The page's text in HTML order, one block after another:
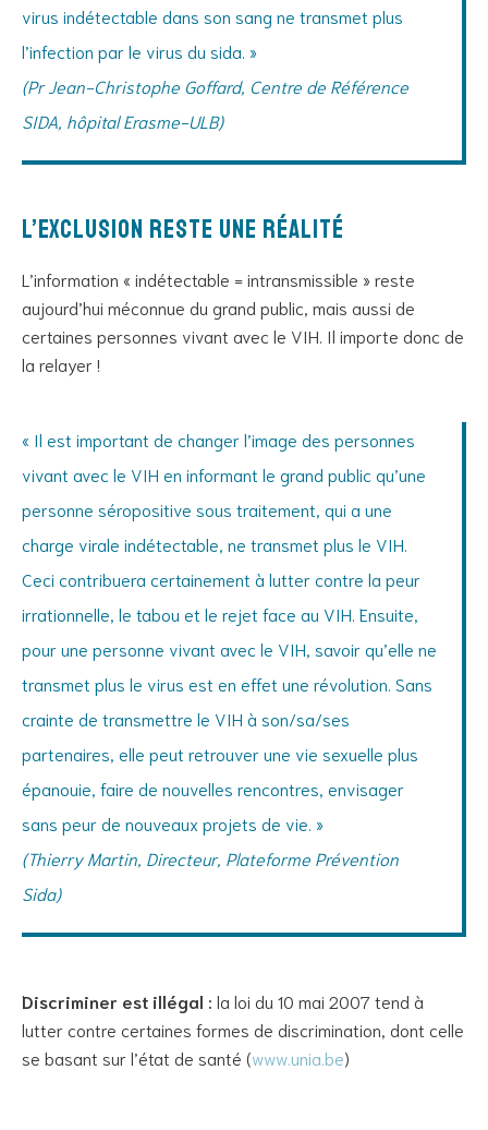
virus indétectable dans son sang ne transmet plus
l’infection par le virus du sida. »
(Pr Jean-Christophe Goffard, Centre de Référence
SIDA, hôpital Erasme-ULB)
L’exclusion reste une réalité
L’information « indétectable = intransmissible » reste
aujourd’hui méconnue du grand public, mais aussi de
certaines personnes vivant avec le VIH. Il importe donc de
la relayer !
« Il est important de changer l’image des personnes
vivant avec le VIH en informant le grand public qu’une
personne séropositive sous traitement, qui a une
charge virale indétectable, ne transmet plus le VIH.
Ceci contribuera certainement à lutter contre la peur
irrationnelle, le tabou et le rejet face au VIH. Ensuite,
pour une personne vivant avec le VIH, savoir qu’elle ne
transmet plus le virus est en effet une révolution. Sans
crainte de transmettre le VIH à son/sa/ses
partenaires, elle peut retrouver une vie sexuelle plus
épanouie, faire de nouvelles rencontres, envisager
sans peur de nouveaux projets de vie. »
(Thierry Martin, Directeur, Plateforme Prévention
Sida)
Discriminer est illégal : la loi du 10 mai 2007 tend à
lutter contre certaines formes de discrimination, dont celle
se basant sur l’état de santé (www.unia.be)